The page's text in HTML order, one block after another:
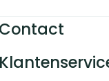
Contact